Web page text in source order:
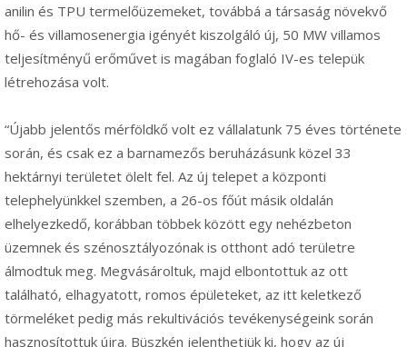
anilin és TPU termelőüzemeket, továbbá a társaság növekvő
hő- és villamosenergia igényét kiszolgáló új, 50 MW villamos
teljesítményű erőművet is magában foglaló IV-es telepük
létrehozása volt.
“Újabb jelentős mérföldkő volt ez vállalatunk 75 éves története
során, és csak ez a barnamezős beruházásunk közel 33
hektárnyi területet ölelt fel. Az új telepet a központi
telephelyünkkel szemben, a 26-os főút másik oldalán
elhelyezkedő, korábban többek között egy nehézbeton
üzemnek és szénosztályozónak is otthont adó területre
álmodtuk meg. Megvásároltuk, majd elbontottuk az ott
található, elhagyatott, romos épületeket, az itt keletkező
törmeléket pedig más rekultivációs tevékenységeink során
hasznosítottuk újra. Büszkén jelenthetjük ki, hogy az új